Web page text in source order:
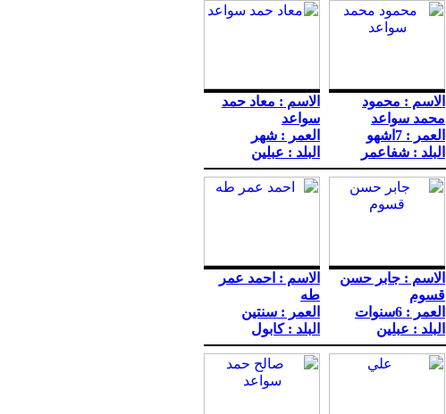
الاسم : محمود
محمد سواعد
العمر : 7اشهو
البلد : شفاعمر
الاسم : معاد حمد
سواعد
العمر : شهر
البلد : عبلين
الاسم : جابر حسن
قسوم
العمر : 6سنوات
البلد : عبلين
الاسم : احمد عمر
طه
العمر : سنتين
البلد : كابول